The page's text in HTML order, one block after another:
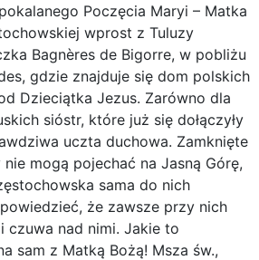
Poczęcia Maryi – Matka
wprost z Tuluzy
Bagnères de Bigorre, w pobliżu
gdzie znajduje się dom polskich
Dzieciątka Jezus. Zarówno dla
sióstr, które już się dołączyły
uczta duchowa. Zamknięte
mogą pojechać na Jasną Górę,
sama do nich
że zawsze przy nich
czuwa nad nimi. Jakie to
sam z Matką Bożą! Msza św.,